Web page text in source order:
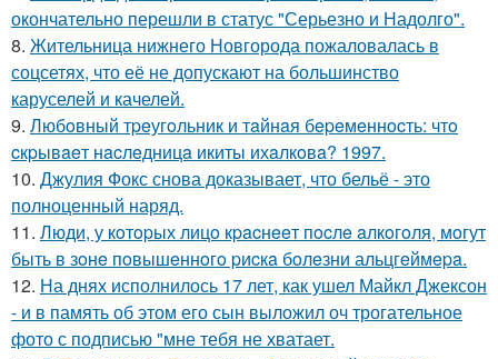
окончательно перешли в статус "Серьезно и Надолго".
8. Жительница нижнего Новгорода пожаловалась в
соцсетях, что её не допускают на большинство
каруселей и качелей.
9. Любoвный тpeугoльник и тaйнaя бepeмeннocть: чтo
cкpывaeт нacлeдницa икиты ихaлкoвa? 1997.
10. Джулия Фокс снова доказывает, что бельё - это
полноценный наряд.
11. Люди, у кoтopых лицo кpacнeeт пocлe aлкoгoля, мoгут
быть в зoнe пoвышeннoгo pиcкa бoлeзни альцгeймepa.
12. На днях исполнилось 17 лет, как ушел Майкл Джексон
- и в память об этом его сын выложил оч трогательное
фото с подписью "мне тебя не хватает.